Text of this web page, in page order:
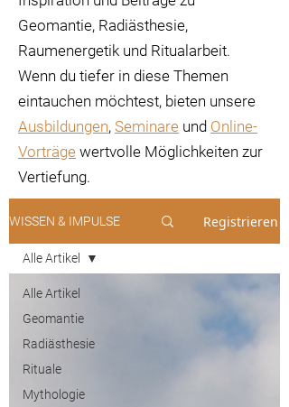
Geomantie, Radiästhesie,
Raumenergetik und Ritualarbeit.
Wenn du tiefer in diese Themen
eintauchen möchtest, bieten unsere
Ausbildungen, Seminare und Online-
Vorträge wertvolle Möglichkeiten zur
Vertiefung.
WISSEN & IMPULSE Registrieren
Alle Artikel
Geomantie
Radiästhesie
Rituale
Mythologie
Alle Artikel